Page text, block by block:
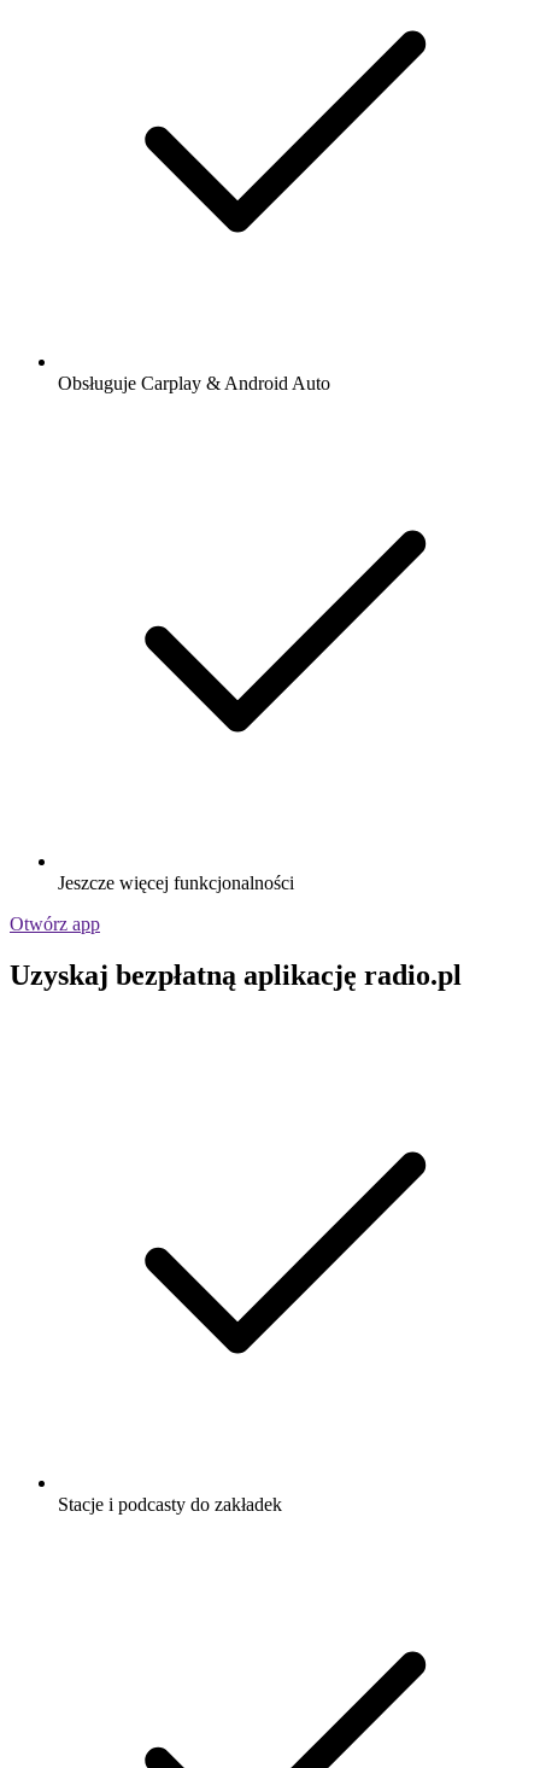
Obsługuje Carplay & Android Auto
Jeszcze więcej funkcjonalności
Otwórz app
Uzyskaj bezpłatną aplikację radio.pl
Stacje i podcasty do zakładek